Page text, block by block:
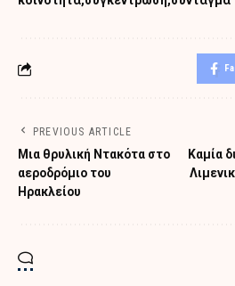
PREVIOUS ARTICLE
Μια θρυλική Ντακότα στο
αεροδρόμιο του
Ηρακλείου
Καμία